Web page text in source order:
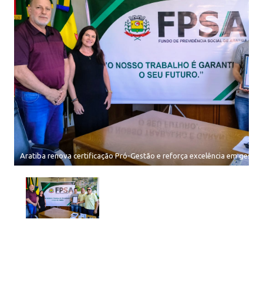
Aratiba renova certificação Pró-Gestão e reforça excelência em